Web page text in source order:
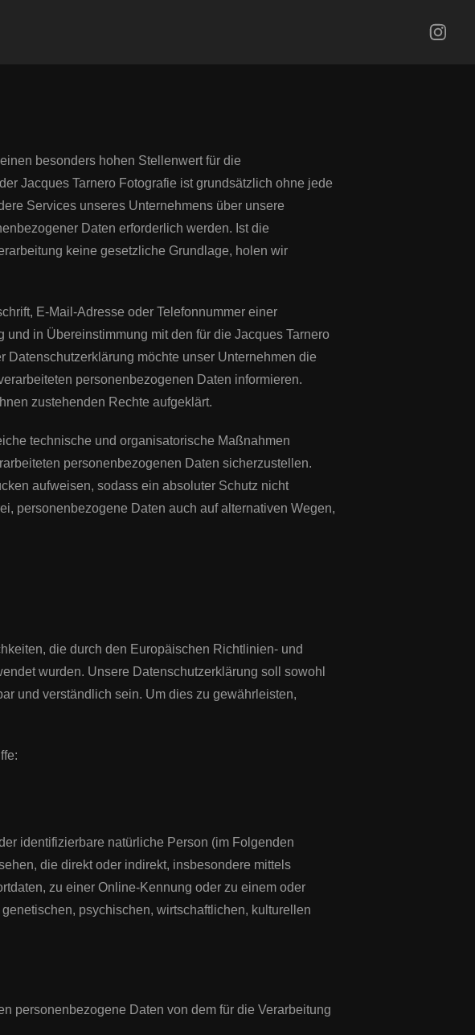
besonders hohen Stellenwert für die
Jacques Tarnero Fotografie ist grundsätzlich ohne jede
Services unseres Unternehmens über unsere
Daten erforderlich werden. Ist die
keine gesetzliche Grundlage, holen wir
E-Mail-Adresse oder Telefonnummer einer
in Übereinstimmung mit den für die Jacques Tarnero
möchte unser Unternehmen die
personenbezogenen Daten informieren.
zustehenden Rechte aufgeklärt.
technische und organisatorische Maßnahmen
personenbezogenen Daten sicherzustellen.
aufweisen, sodass ein absoluter Schutz nicht
personenbezogene Daten auch auf alternativen Wegen,
die durch den Europäischen Richtlinien- und
wurden. Unsere Datenschutzerklärung soll sowohl
und verständlich sein. Um dies zu gewährleisten,
identifizierbare natürliche Person (im Folgenden
die direkt oder indirekt, insbesondere mittels
zu einer Online-Kennung oder zu einem oder
psychischen, wirtschaftlichen, kulturellen
personenbezogene Daten von dem für die Verarbeitung